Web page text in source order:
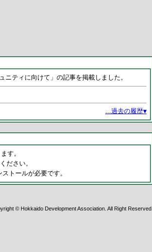
ニティに向けて」の記事を掲載しました。
...過去の履歴▼
す。
ださい。
トールが必要です。
© Hokkaido Development Association. All Right Reserved.